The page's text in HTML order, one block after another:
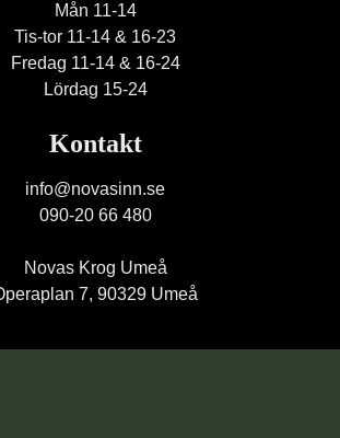
Mån 11-14
Tis-tor 11-14 & 16-23
Fredag 11-14 & 16-24
Lördag 15-24
Kontakt
info@novasinn.se
090-20 66 480
Novas Krog Umeå
7, 90329 Umeå